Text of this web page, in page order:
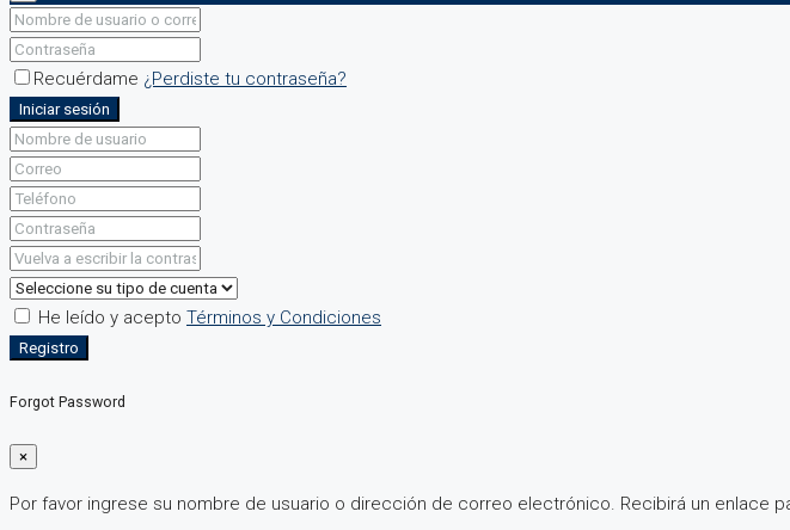
Recuérdame ¿Perdiste tu contraseña?
Iniciar sesión
He leído y acepto Términos y Condiciones
Registro
Forgot Password
×
Por favor ingrese su nombre de usuario o dirección de correo electrónico. Recibirá un enlace